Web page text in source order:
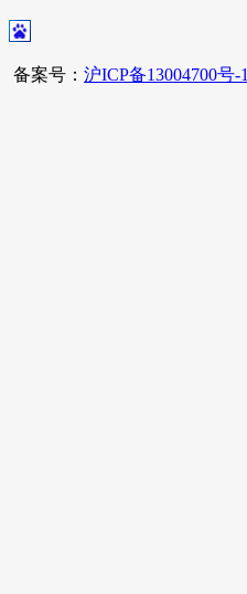
备案号： 沪ICP备13004700号-1